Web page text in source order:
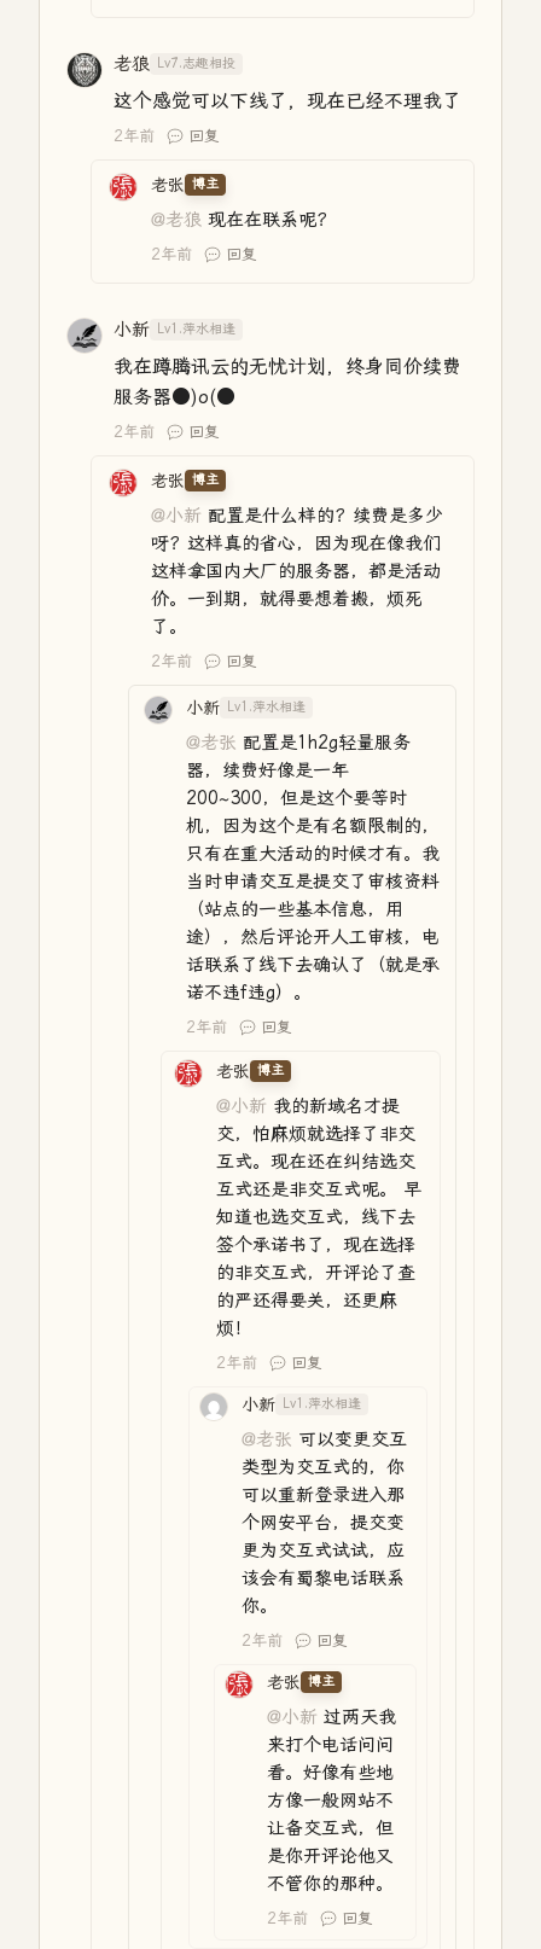
老狼 Lv7.志趣相投
这个感觉可以下线了，现在已经不理我了
2年前 回复
老张 博主
@老狼 现在在联系呢？
2年前 回复
小新 Lv1.萍水相逢
我在蹲腾讯云的无忧计划，终身同价续费
服务器●)o(●
2年前 回复
老张 博主
@小新 配置是什么样的？续费是多少
呀？这样真的省心，因为现在像我们
这样拿国内大厂的服务器，都是活动
价。一到期，就得要想着搬，烦死
了。
2年前 回复
小新 Lv1.萍水相逢
@老张 配置是1h2g轻量服务
器，续费好像是一年
200~300，但是这个要等时
机，因为这个是有名额限制的，
只有在重大活动的时候才有。我
当时申请交互是提交了审核资料
（站点的一些基本信息，用
途），然后评论开人工审核，电
话联系了线下去确认了（就是承
诺不违f违g）。
2年前 回复
老张 博主
@小新 我的新域名才提
交，怕麻烦就选择了非交
互式。现在还在纠结选交
互式还是非交互式呢。 早
知道也选交互式，线下去
签个承诺书了，现在选择
的非交互式，开评论了查
的严还得要关，还更麻
烦！
2年前 回复
小新 Lv1.萍水相逢
@老张 可以变更交互
类型为交互式的，你
可以重新登录进入那
个网安平台，提交变
更为交互式试试，应
该会有蜀黎电话联系
你。
2年前 回复
老张 博主
@小新 过两天我
来打个电话问问
看。好像有些地
方像一般网站不
让备交互式，但
是你开评论他又
不管你的那种。
2年前 回复